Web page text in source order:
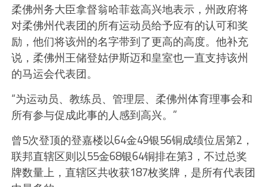
柔佛州务大臣拿督翁哈菲兹高兴地表示，州政府将
对柔佛州代表团的所有运动员给予应有的认可和奖
励，他们将该州的名字带到了更高的高度。他补充
说，柔佛州王储登姑伊斯迈和皇室也一直支持该州
的马运会代表团。
“为运动员、教练员、管理层、柔佛州体育理事会和
所有参与促成此事的人感到高兴。”
曾5次登顶的登嘉楼以64金49银56铜成绩位居第2，
联邦直辖区则以55金68银64铜排在第3，不过总奖
牌数量上，直辖区共收获187枚奖牌，是所有代表团